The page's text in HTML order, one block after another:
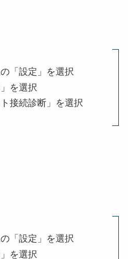
「設定」を選択
を選択
接続診断」を選択
「設定」を選択
を選択